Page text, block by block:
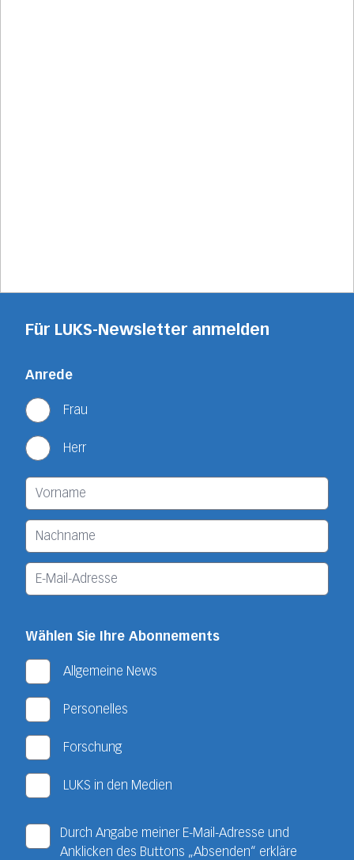
Für LUKS-Newsletter anmelden
Anrede
Frau
Herr
Wählen Sie Ihre Abonnements
Allgemeine News
Personelles
Forschung
LUKS in den Medien
Durch Angabe meiner E-Mail-Adresse und
Anklicken des Buttons „Absenden“ erkläre